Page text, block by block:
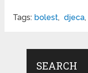
Tags: bolest, djeca,
SEARCH